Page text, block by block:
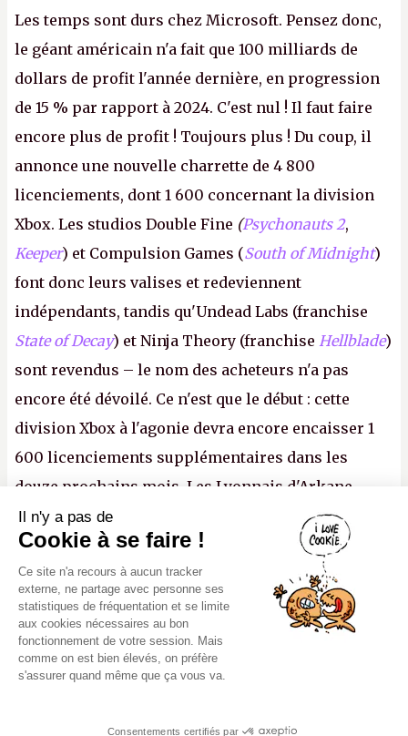
Les temps sont durs chez Microsoft. Pensez donc,
le géant américain n'a fait que 100 milliards de
dollars de profit l'année dernière, en progression
de 15 % par rapport à 2024. C'est nul ! Il faut faire
encore plus de profit ! Toujours plus ! Du coup, il
annonce une nouvelle charrette de 4 800
licenciements, dont 1 600 concernant la division
Xbox. Les studios Double Fine (Psychonauts 2,
Keeper) et Compulsion Games (South of Midnight)
font donc leurs valises et redeviennent
indépendants, tandis qu'Undead Labs (franchise
State of Decay) et Ninja Theory (franchise Hellblade)
sont revendus – le nom des acheteurs n'a pas
encore été dévoilé. Ce n'est que le début : cette
division Xbox à l'agonie devra encore encaisser 1
600 licenciements supplémentaires dans les
douze prochains mois. Les Lyonnais d'Arkane
(Dishonored, Deathloop
) pourraient faire partie des
prochaines victimes, puisque Microsoft a confirmé
vouloir se séparer du studio.
Canard PC
Kiosque numérique
Boutique
Non-Stop. Tous droits réservés.
Il n'y a pas de
Cookie à se faire !
Ce site n'a recours à aucun tracker
externe, ne partage avec personne ses
statistiques de fréquentation et se limite
aux cookies nécessaires au bon
fonctionnement de votre session. Mais
comme on est bien élevés, on préfère
s'assurer quand même que ça vous va.
Consentements certifiés par